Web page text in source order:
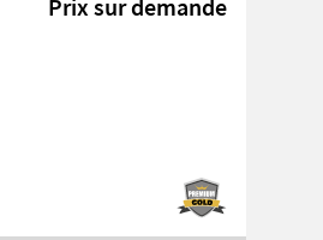
Prix sur demande